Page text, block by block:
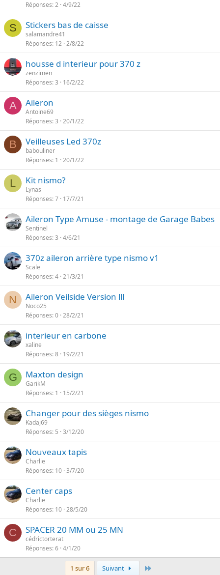
Réponses 2 4/9/22
S Stickers bas de caisse
salamandre41
Réponses 12 2/8/22
housse d interieur pour 370 z
zenzimen
Réponses 3 16/2/22
A Aileron
Antoine69
Réponses 3 20/1/22
B Veilleuses Led 370z
babouliner
Réponses 1 20/1/22
L Kit nismo?
Lynas
Réponses 7 17/7/21
Aileron Type Amuse - montage de Garage Babes
Sentinel
Réponses 3 4/6/21
370z aileron arrière type nismo v1
Scale
Réponses 4 21/3/21
N Aileron Veilside Version lll
Noco25
Réponses 0 28/2/21
interieur en carbone
xaline
Réponses 8 19/2/21
G Maxton design
GarikM
Réponses 1 15/2/21
Changer pour des sièges nismo
Kadaj69
Réponses 5 3/12/20
Nouveaux tapis
Charlie
Réponses 10 3/7/20
Center caps
Charlie
Réponses 10 28/5/20
C SPACER 20 MM ou 25 MN
cédrictorterat
Réponses 6 4/1/20
1 sur 6 Suivant